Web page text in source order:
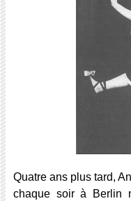
Quatre ans plus tard,
chaque soir à Berlin